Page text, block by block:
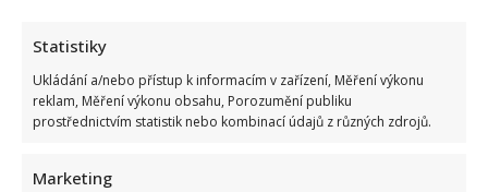
Statistiky
Ukládání a/nebo přístup k informacím v zařízení, Měření výkonu
reklam, Měření výkonu obsahu, Porozumění publiku
prostřednictvím statistik nebo kombinací údajů z různých zdrojů.
Marketing